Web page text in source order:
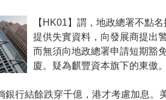
【HK01】謂，地政總署不點
提供失實資料，向發展商提出
而無須向地政總署申請短期豁
廈。疑為麒豐資本旗下的東傲。
銀行結餘跌穿千億，港才考慮加息